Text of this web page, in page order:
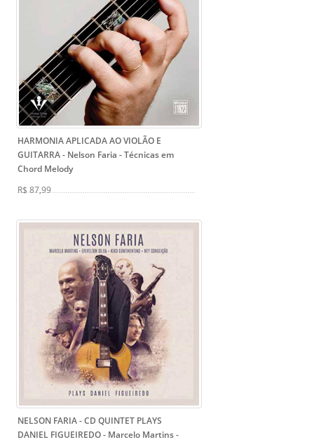
HARMONIA APLICADA AO VIOLÃO E
GUITARRA - Nelson Faria - Técnicas em
Chord Melody
R$ 87,99
NELSON FARIA - CD QUINTET PLAYS
DANIEL FIGUEIREDO- Marcelo Martins -